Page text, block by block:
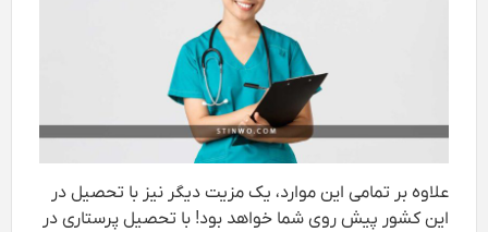
علاوه بر تمامی این موارد، یک مزیت دیگر نیز با تحصیل در
این کشور پیش روی شما خواهد بود! با تحصیل پرستاری در